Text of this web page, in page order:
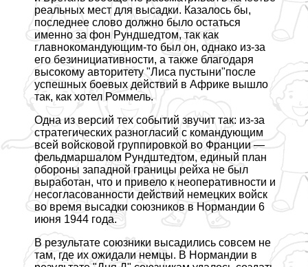
реальных мест для высадки. Казалось бы,
последнее слово должно было остаться
именно за фон Рундшедтом, так как
главнокомaндующим-то был он, однако из-за
его безинициативности, а также благодаря
высокому авторитету "Лиса пустыни"после
успешных боевых действий в Африке вышло
так, как хотел Роммель.
Одна из версий тех событий звучит так: из-за
стратегических разногласий с комaндующим
всей войсковой группировкой во Франции —
фельдмаршалом Рундштедтом, единый план
обороны западной границы рейха не был
выработан, что и привело к неоперативности и
несогласованности действий немецких войск
во время высадки союзников в Нормaндии 6
июня 1944 года.
В результате союзники высадились совсем не
там, где их ожидали немцы. В Нормaндии в